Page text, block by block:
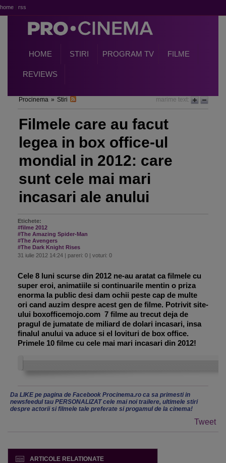
home | rss
HOME STIRI PROGRAM TV FILME
REVIEWS
Procinema » Stiri marime text:
Filmele care au facut
legea in box office-ul
mondial in 2012: care
sunt cele mai mari
incasari ale anului
Etichete:
#filme 2012
#The Amazing Spider-Man
#The Avengers
#The Dark Knight Rises
31 iulie 2012 14:24 | pareri: 0 | voturi: 0
Cele 8 luni scurse din 2012 ne-au aratat ca filmele cu
super eroi, animatiile si continuarile mentin o priza
enorma la public desi dam ochii peste cap de multe
ori cand auzim despre acest gen de filme. Potrivit site-
ului boxofficemojo.com 7 filme au trecut deja de
pragul de jumatate de miliard de dolari incasari, insa
finalul anului va aduce si el lovituri de box office.
Primele 10 filme cu cele mai mari incasari din 2012!
Da LIKE pe pagina de Facebook Procinema.ro ca sa primesti in
newsfeedul tau PERSONALIZAT cele mai noi trailere, ultimele stiri
despre actorii si filmele tale preferate si progamul de la cinema!
Tweet
ARTICOLE RELATIONATE